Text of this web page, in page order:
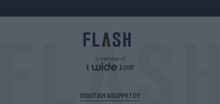
ΠΟΛΙΤΙΚΗ ΑΠΟΡΡΗΤΟΥ